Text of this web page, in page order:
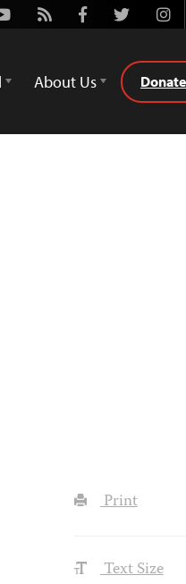
Rss FacebookTwitter
About Us Donate
Print
Text Size